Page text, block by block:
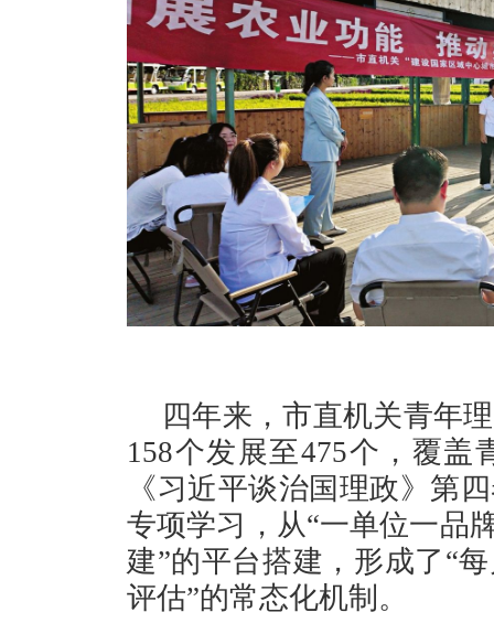
四年来，市直机关青年
158个发展至475个，覆盖
《习近平谈治国理政》第
专项学习，从“一单位一品
建”的平台搭建，形成了“
评估”的常态化机制。